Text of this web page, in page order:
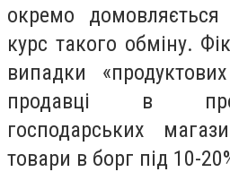
окремо
курс такого обміну.
випадки
продавці в
господарських
товари в борг під 10-